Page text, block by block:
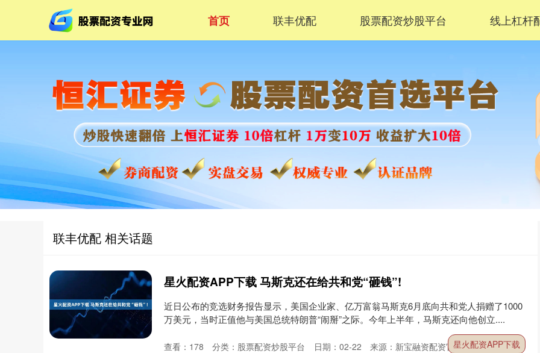
首页 联丰优配 股票配资炒股平台 线上杠杆
联丰优配 相关话题
星火配资APP下载 马斯克还在给共和党“砸钱”!
近日公布的竞选财务报告显示，美国企业家、亿万富翁马斯克6月底向共和党人捐赠了1000
万美元，当时正值他与美国总统特朗普“闹掰”之际。今年上半年，马斯克还向他创立....
星火配资APP下载
日期：02-22 来源：新宝融资配资官网
查看： 178 分类： 股票配资炒股平台